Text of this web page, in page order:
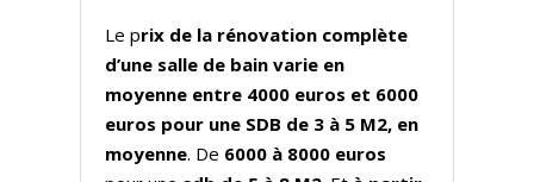
Le prix de la rénovation complète
d’une salle de bain varie en
moyenne entre 4000 euros et 6000
euros pour une SDB de 3 à 5 M2, en
moyenne. De 6000 à 8000 euros